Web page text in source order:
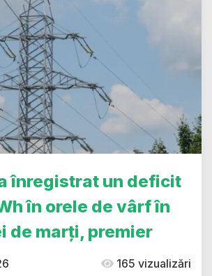
înregistrat un deficit
în orele de vârf în
de marți, premier
165 vizualizări